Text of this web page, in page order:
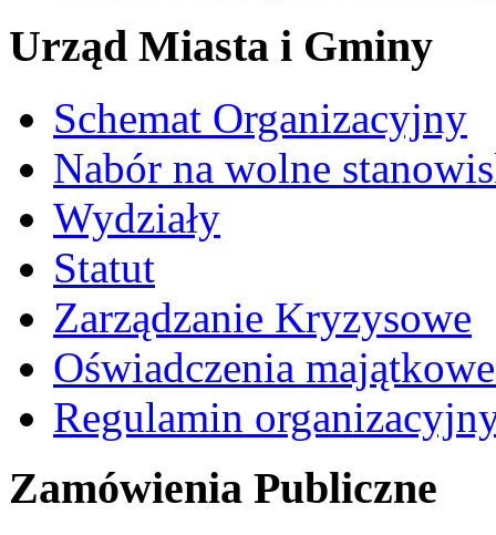
Urząd Miasta i Gminy
Schemat Organizacyjny
Nabór na wolne
Wydziały
Statut
Zarządzanie Kryzysowe
Oświadczenia
Regulamin
Zamówienia Publiczne